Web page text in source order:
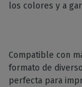
los colores y a
Compatible con
formato de
perfecta para